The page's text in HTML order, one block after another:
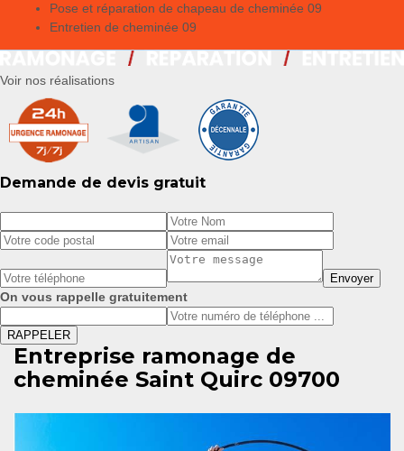
Pose et réparation de chapeau de cheminée 09
Entretien de cheminée 09
Voir nos réalisations
Demande de devis gratuit
On vous rappelle gratuitement
Entreprise ramonage de
cheminée Saint Quirc 09700